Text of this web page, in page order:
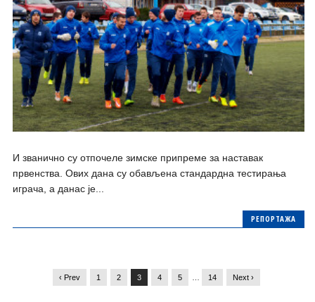
И званично су отпочеле зимске припреме за наставак
првенства. Ових дана су обављена стандардна тестирања
играча, а данас је...
РЕПОРТАЖА
‹ Prev 1 2 3 4 5 … 14 Next ›